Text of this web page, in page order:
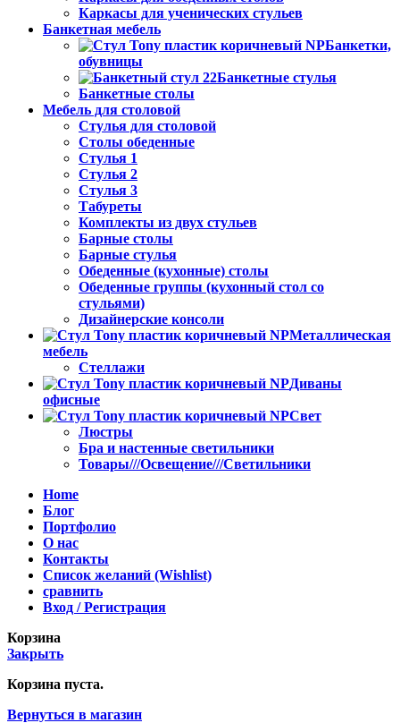
Каркасы для ученических стульев
Банкетная мебель
Банкетки,
обувницы
Банкетные стулья
Банкетные столы
Мебель для столовой
Стулья для столовой
Столы обеденные
Стулья 1
Стулья 2
Стулья 3
Табуреты
Комплекты из двух стульев
Барные столы
Барные стулья
Обеденные (кухонные) столы
Обеденные группы (кухонный стол со
стульями)
Дизайнерские консоли
Металлическая
мебель
Стеллажи
Диваны
офисные
Свет
Люстры
Бра и настенные светильники
Товары///Освещение///Светильники
Home
Блог
Портфолио
О нас
Контакты
Список желаний (Wishlist)
сравнить
Вход / Регистрация
Корзина
Закрыть
Корзина пуста.
Вернуться в магазин